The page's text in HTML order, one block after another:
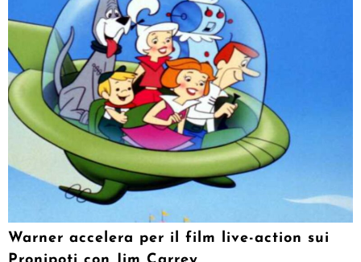
Warner accelera per il film live-action sui